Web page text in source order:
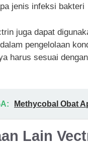
jenis infeksi bakteri
juga dapat
pengelolaan
harus sesuai
Methycobal Obat
Lain